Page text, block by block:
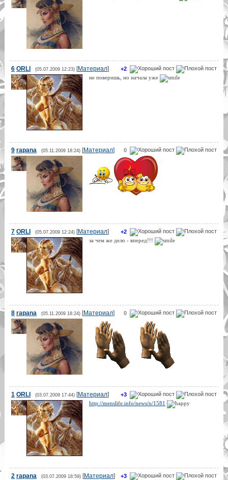
+2
6 ORLI (05.07.2009 12:23)[Материал]
не поверишь, но начала уже
0
9 rapana (05.11.2009 18:24)[Материал]
+2
7 ORLI (05.07.2009 12:24)[Материал]
за чем же дело - вперед!!!
0
8 rapana (05.11.2009 18:24)[Материал]
+3
1 ORLI (03.07.2009 17:44)[Материал]
http://menslife.info/news/n/1581
+3
2 rapana (03.07.2009 18:59)[Материал]